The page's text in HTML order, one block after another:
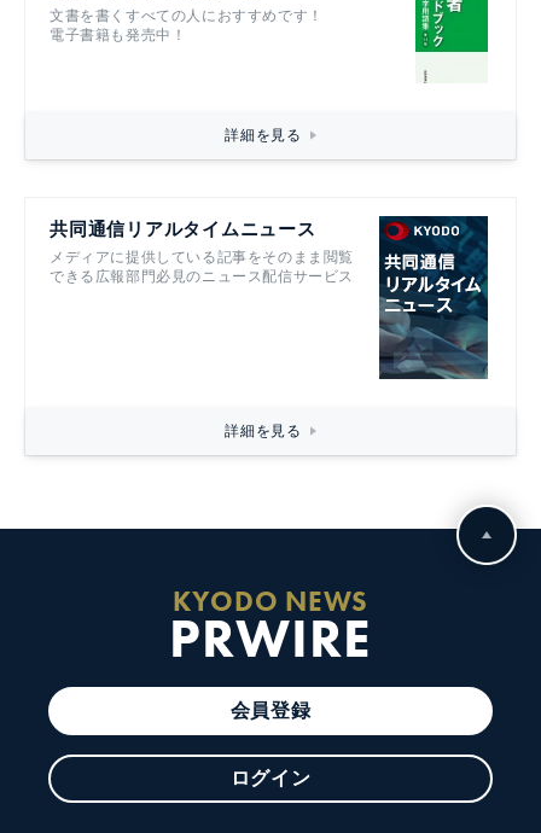
文書を書くすべての人におすすめです！
電子書籍も発売中！
詳細を見る
共同通信リアルタイムニュース
メディアに提供している記事をそのまま閲覧
できる広報部門必見のニュース配信サービス
詳細を見る
KYODO NEWS
PRWIRE
会員登録
ログイン